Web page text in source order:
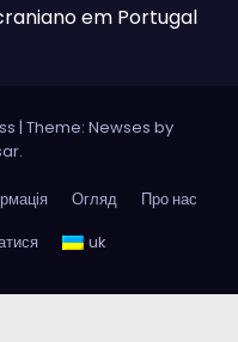
em Portugal
| Theme: Newses by
.
Огляд
Про нас
uk